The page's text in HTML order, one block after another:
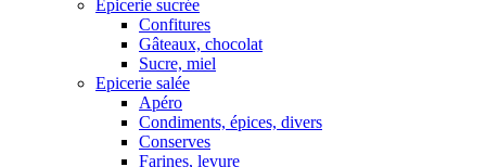
Epicerie sucrée
Confitures
Gâteaux, chocolat
Sucre, miel
Epicerie salée
Apéro
Condiments, épices, divers
Conserves
Farines, levure